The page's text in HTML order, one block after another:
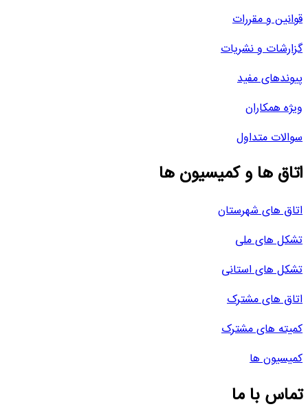
قوانین و مقررات
گزارشات و نشریات
پیوندهای مفید
ویژه همکاران
سوالات متداول
اتاق ها و کمیسیون ها
اتاق های شهرستان
تشکل های ملی
تشکل های استانی
اتاق های مشترک
کمیته های مشترک
کمیسیون ها
تماس با ما